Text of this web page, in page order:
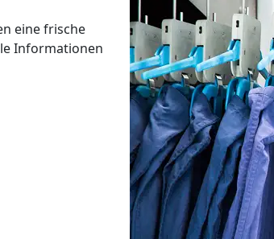
eine frische
Informationen